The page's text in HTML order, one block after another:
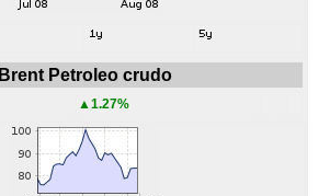
Brent Petroleo crudo
▲1.27%